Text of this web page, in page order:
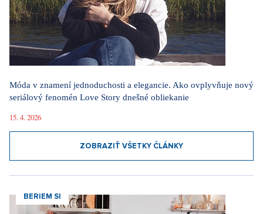
Móda v znamení jednoduchosti a elegancie. Ako ovplyvňuje nový
seriálový fenomén Love Story dnešné obliekanie
15. 4. 2026
ZOBRAZIŤ VŠETKY ČLÁNKY
BERIEM SI